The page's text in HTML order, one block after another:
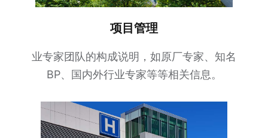
项目管理
业专家团队的构成说明，如原厂专家、知名
BP、国内外行业专家等等相关信息。